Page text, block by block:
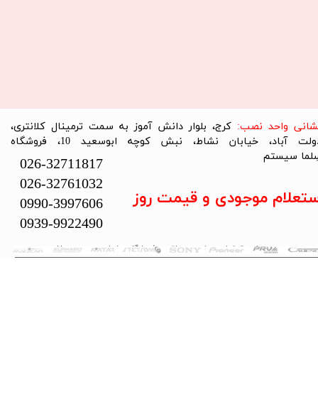
تمام حقوق این سایت متعلق به فروشگاه سلما سیستم می‌باشد.
واحد نصب: کرج، بلوار دانش آموز به سمت ترمینال کلانتری،
دولت آباد، خیابان نشاط، نبش کوچه ابوسعید 10، فروشگاه
سیستم​​​​​​​
026-32711817
026-32761032
0990-3997606
0939-9922490
موجودی و قیمت روز